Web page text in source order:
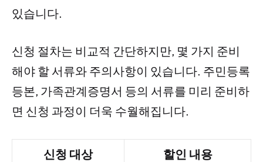
있습니다.
신청 절차는 비교적 간단하지만, 몇 가지 준비
해야 할 서류와 주의사항이 있습니다. 주민등록
등본, 가족관계증명서 등의 서류를 미리 준비하
면 신청 과정이 더욱 수월해집니다.
신청 대상 할인 내용